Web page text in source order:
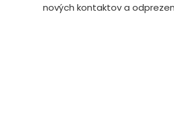
nových kontaktov a